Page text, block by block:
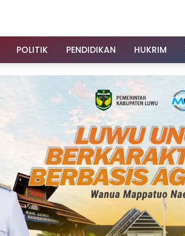
POLITIK PENDIDIKAN HUKRIM